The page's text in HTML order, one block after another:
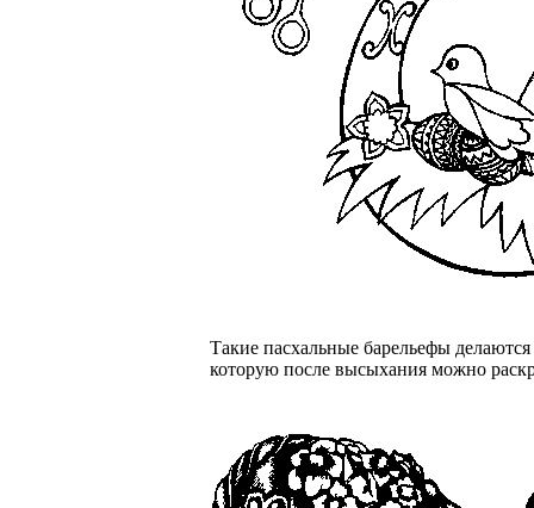
Такие пасхальные барельефы
которую после высыхания можно